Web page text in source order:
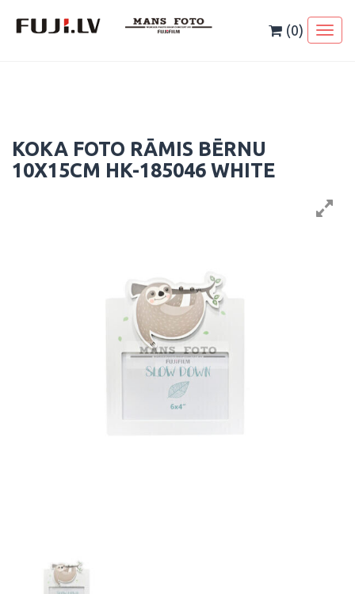
(0)
KOKA FOTO RĀMIS BĒRNU
10X15CM HK-185046 WHITE